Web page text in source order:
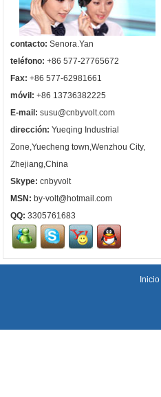
contacto: Senora.Yan
teléfono: +86 577-27765672
Fax: +86 577-62981661
móvil: +86 13736382225
E-mail: susu@cnbyvolt.com
dirección: Yueqing Industrial
Zone,Yuecheng town,Wenzhou City,
Zhejiang,China
Skype: cnbyvolt
MSN: by-volt@hotmail.com
QQ: 3305761683
Inicio|